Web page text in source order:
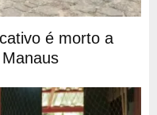
é morto a